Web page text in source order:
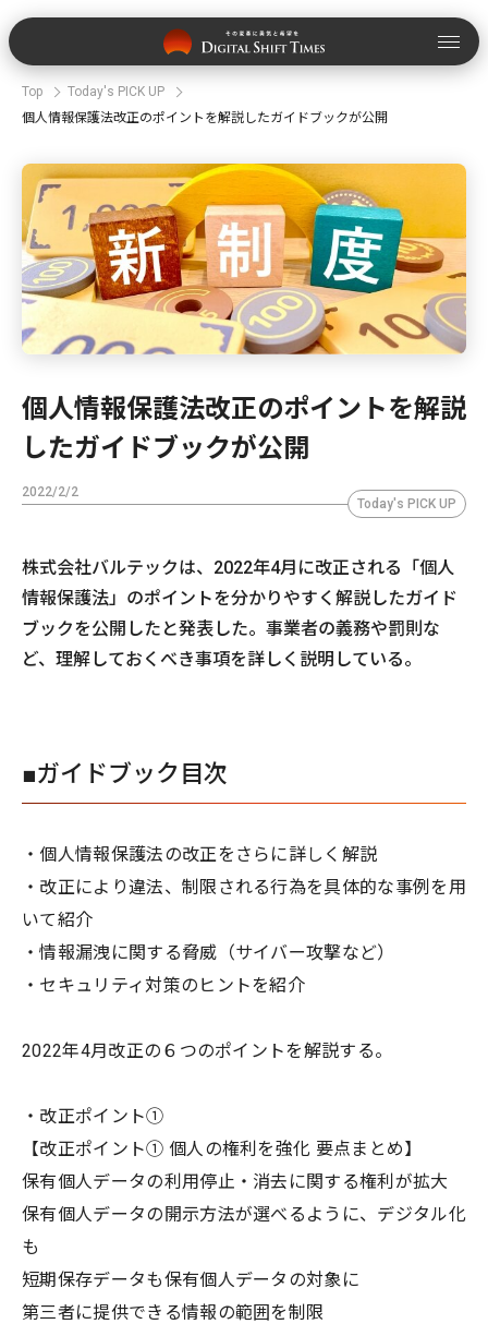
Top
Today's PICK UP
個人情報保護法改正のポイントを解説したガイドブックが公開
個人情報保護法改正のポイントを解説
したガイドブックが公開
2022/2/2
Today's PICK UP
株式会社バルテックは、2022年4月に改正される「個人
情報保護法」のポイントを分かりやすく解説したガイド
ブックを公開したと発表した。事業者の義務や罰則な
ど、理解しておくべき事項を詳しく説明している。
■ガイドブック目次
・個人情報保護法の改正をさらに詳しく解説
・改正により違法、制限される行為を具体的な事例を用
いて紹介
・情報漏洩に関する脅威（サイバー攻撃など）
・セキュリティ対策のヒントを紹介
2022年4月改正の６つのポイントを解説する。
・改正ポイント①
【改正ポイント① 個人の権利を強化 要点まとめ】
保有個人データの利用停止・消去に関する権利が拡大
保有個人データの開示方法が選べるように、デジタル化
も
短期保存データも保有個人データの対象に
第三者に提供できる情報の範囲を制限